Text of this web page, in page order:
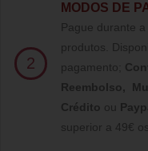
2
MODOS DE
Pague durante
produtos.
pagamento;
Reembolso,
Crédito ou
superior a 49€ os